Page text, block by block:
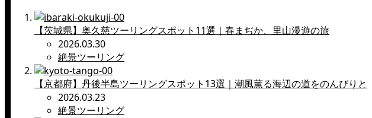
【茨城県】奥久慈ツーリングスポット11選｜春まぢか、里山漫遊の旅
2026.03.30
絶景ツーリング
【京都府】丹後半島ツーリングスポット13選｜潮風薫る海辺の道をのんびりと
2026.03.23
絶景ツーリング